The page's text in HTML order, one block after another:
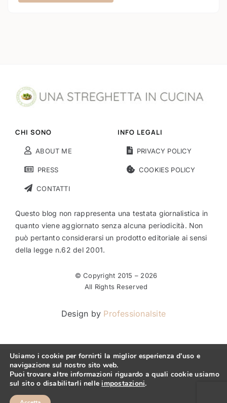
CHI SONO
ABOUT ME
PRESS
CONTATTI
INFO LEGALI
PRIVACY POLICY
COOKIES POLICY
Questo blog non rappresenta una testata giornalistica in
quanto viene aggiornato senza alcuna periodicità. Non
può pertanto considerarsi un prodotto editoriale ai sensi
della legge n.62 del 2001.
© Copyright 2015 – 2026
All Rights Reserved
Design by Professionalsite
Usiamo i cookie per fornirti la miglior esperienza d'uso e
navigazione sul nostro sito web.
Puoi trovare altre informazioni riguardo a quali cookie usiamo
sul sito o disabilitarli nelleimpostazioni.